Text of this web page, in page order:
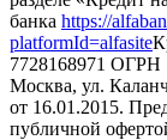
банка https://
platformId=alfasite
7728168971 ОГРН
Москва, ул.
от 16.01.2015.
публичной